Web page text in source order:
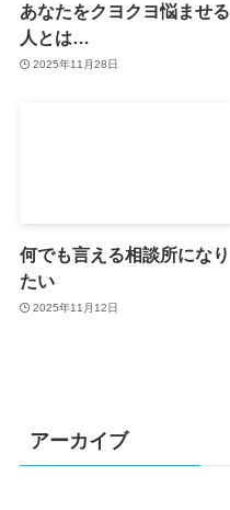
あなたをクヨクヨ悩ませる
人とは…
2025年11月28日
何でも言える相談所になり
たい
2025年11月12日
アーカイブ